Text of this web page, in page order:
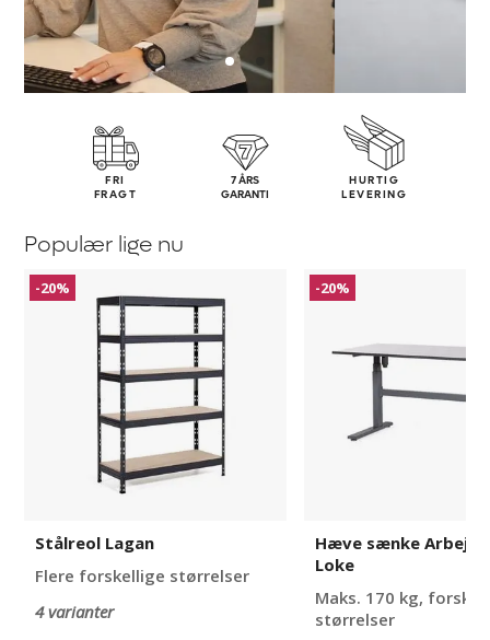
FRI
FRAGT
7 ÅRS
GARANTI
HURTIG
LEVERING
Populær lige nu
Stålreol
Lagan
-20%
Stålreol Lagan
Flere forskellige størrelser
4 varianter
Hæve
sænke
Loke
-20%
Hæve sænke
Loke
Maks. 170 kg,
størrelser